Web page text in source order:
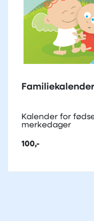
Kalender for
merkedager
100,-